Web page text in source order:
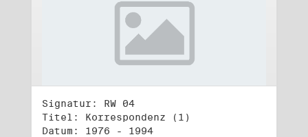
Signatur: RW 04
Titel: Korrespondenz (1)
Datum: 1976 - 1994